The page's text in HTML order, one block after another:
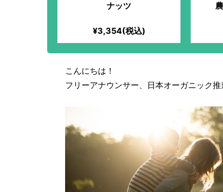
ナッツ
¥3,354(税込)
こんにちは！
フリーアナウンサー、日本オーガニック